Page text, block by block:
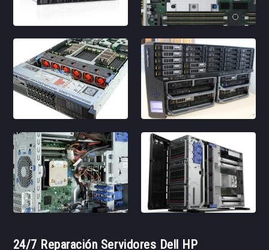
24/7 Reparación Servidores Dell HP